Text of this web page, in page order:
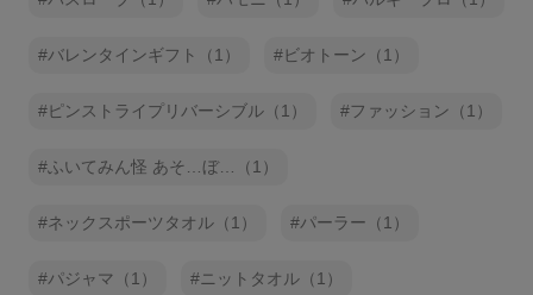
バレンタインギフト（1） ビオトーン（1）
ピンストライプリバーシブル（1） ファッション（1）
ふいてみん怪 あそ…ぼ…（1）
ネックスポーツタオル（1） パーラー（1）
パジャマ（1） ニットタオル（1）